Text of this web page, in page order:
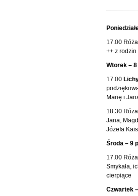
17.00
++ z rodzin
Wtorek –
17.00
Marię i
18.30
Jana,
Józefa
Środa – 9
17.00
Smykała,
cierpiące
Czwartek